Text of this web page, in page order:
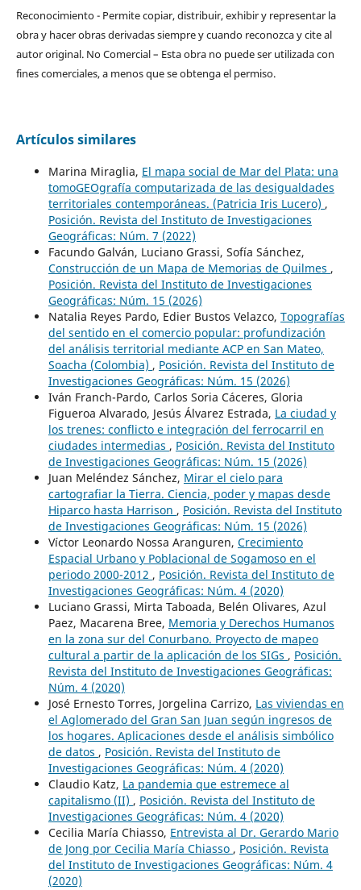
Reconocimiento - Permite copiar, distribuir, exhibir y representar la
obra y hacer obras derivadas siempre y cuando reconozca y cite al
autor original. No Comercial – Esta obra no puede ser utilizada con
fines comerciales, a menos que se obtenga el permiso.
Artículos similares
Marina Miraglia, El mapa social de Mar del Plata: una
tomoGEOgrafía computarizada de las desigualdades
territoriales contemporáneas. (Patricia Iris Lucero) ,
Posición. Revista del Instituto de Investigaciones
Geográficas: Núm. 7 (2022)
Facundo Galván, Luciano Grassi, Sofía Sánchez,
Construcción de un Mapa de Memorias de Quilmes ,
Posición. Revista del Instituto de Investigaciones
Geográficas: Núm. 15 (2026)
Natalia Reyes Pardo, Edier Bustos Velazco, Topografías
del sentido en el comercio popular: profundización
del análisis territorial mediante ACP en San Mateo,
Soacha (Colombia) , Posición. Revista del Instituto de
Investigaciones Geográficas: Núm. 15 (2026)
Iván Franch-Pardo, Carlos Soria Cáceres, Gloria
Figueroa Alvarado, Jesús Álvarez Estrada, La ciudad y
los trenes: conflicto e integración del ferrocarril en
ciudades intermedias , Posición. Revista del Instituto
de Investigaciones Geográficas: Núm. 15 (2026)
Juan Meléndez Sánchez, Mirar el cielo para
cartografiar la Tierra. Ciencia, poder y mapas desde
Hiparco hasta Harrison , Posición. Revista del Instituto
de Investigaciones Geográficas: Núm. 15 (2026)
Víctor Leonardo Nossa Aranguren, Crecimiento
Espacial Urbano y Poblacional de Sogamoso en el
periodo 2000-2012 , Posición. Revista del Instituto de
Investigaciones Geográficas: Núm. 4 (2020)
Luciano Grassi, Mirta Taboada, Belén Olivares, Azul
Paez, Macarena Bree, Memoria y Derechos Humanos
en la zona sur del Conurbano. Proyecto de mapeo
cultural a partir de la aplicación de los SIGs , Posición.
Revista del Instituto de Investigaciones Geográficas:
Núm. 4 (2020)
José Ernesto Torres, Jorgelina Carrizo, Las viviendas en
el Aglomerado del Gran San Juan según ingresos de
los hogares. Aplicaciones desde el análisis simbólico
de datos , Posición. Revista del Instituto de
Investigaciones Geográficas: Núm. 4 (2020)
Claudio Katz, La pandemia que estremece al
capitalismo (II) , Posición. Revista del Instituto de
Investigaciones Geográficas: Núm. 4 (2020)
Cecilia María Chiasso, Entrevista al Dr. Gerardo Mario
de Jong por Cecilia María Chiasso , Posición. Revista
del Instituto de Investigaciones Geográficas: Núm. 4
(2020)